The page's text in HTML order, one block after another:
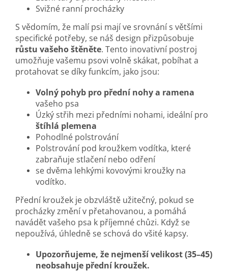
Svižné ranní procházky
S vědomím, že malí psi mají ve srovnání s většími
specifické potřeby, se náš design přizpůsobuje
růstu vašeho štěněte. Tento inovativní postroj
umožňuje vašemu psovi volně skákat, pobíhat a
protahovat se díky funkcím, jako jsou:
Volný pohyb pro přední nohy a ramena
vašeho psa
Úzký střih mezi předními nohami, ideální pro
štíhlá plemena
Pohodlné polstrování
Polstrování pod kroužkem vodítka, které
zabraňuje stlačení nebo odření
se dvěma lehkými kovovými kroužky na
vodítko.
Přední kroužek je obzvláště užitečný, pokud se
procházky změní v přetahovanou, a pomáhá
navádět vašeho psa k příjemné chůzi. Když se
nepoužívá, úhledně se schová do všité kapsy.
Upozorňujeme, že nejmenší velikost (35–45)
neobsahuje přední kroužek.